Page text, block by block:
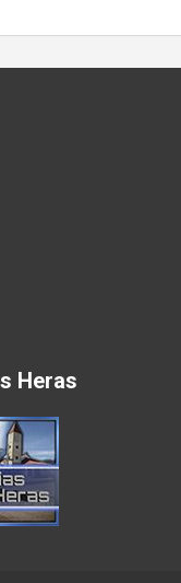
Heras